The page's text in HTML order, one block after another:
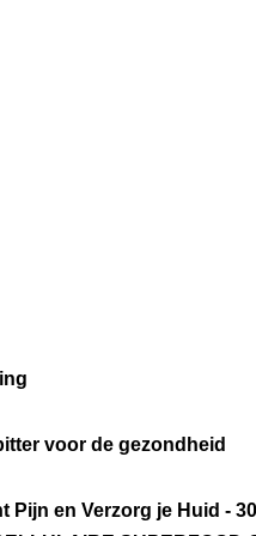
voor de gezondheid
Pijn en Verzorg je Huid -